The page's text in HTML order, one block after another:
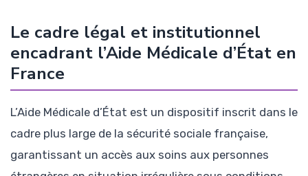
Le cadre légal et institutionnel
encadrant l’Aide Médicale d’État en
France
L’Aide Médicale d’État est un dispositif inscrit dans le
cadre plus large de la sécurité sociale française,
garantissant un accès aux soins aux personnes